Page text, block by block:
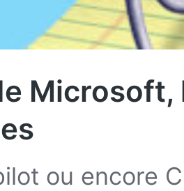
Microsoft,
ou encore